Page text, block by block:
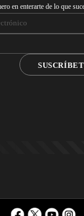
en enterarte de lo que